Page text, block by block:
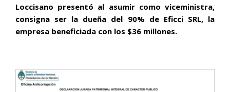
Loccisano presentó al asumir como viceministra,
consigna ser la dueña del 90% de Eficci SRL, la
empresa beneficiada con los $36 millones.